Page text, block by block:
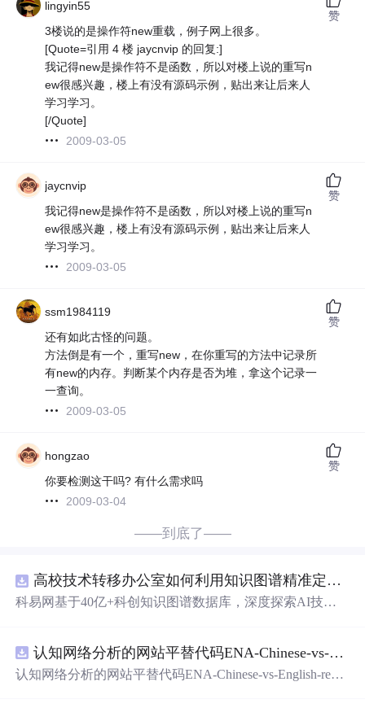
lingyin55
3楼说的是操作符new重载，例子网上很多。
[Quote=引用 4 楼 jaycnvip 的回复:]
我记得new是操作符不是函数，所以对楼上说的重写n
ew很感兴趣，楼上有没有源码示例，贴出来让后来人
学习学习。
[/Quote]
2009-03-05
赞
jaycnvip
我记得new是操作符不是函数，所以对楼上说的重写n
ew很感兴趣，楼上有没有源码示例，贴出来让后来人
学习学习。
2009-03-05
赞
ssm1984119
还有如此古怪的问题。
方法倒是有一个，重写new，在你重写的方法中记录所
有new的内存。判断某个内存是否为堆，拿这个记录一
一查询。
2009-03-05
赞
hongzao
你要检测这干吗? 有什么需求吗
2009-03-04
赞
——到底了——
高校技术转移办公室如何利用知识图谱精准定位产业需求与技术适配点？.docx
科易网基于40亿+科创知识图谱数据库，深度探索AI技术
新领域的AI+数智化解决方案，推动科技创新与产业创新
智能化发展。
认知网络分析的网站平替代码ENA-Chinese-vs-English-reproducible.zip
认知网络分析的网站平替代码ENA-Chinese-vs-English-repro